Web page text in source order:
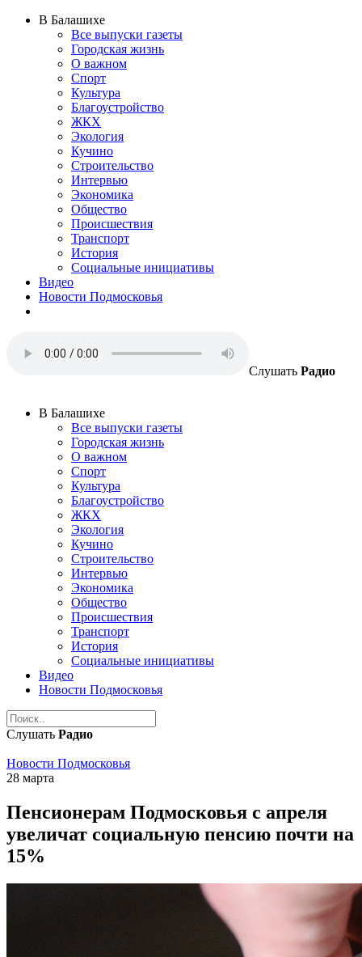
В Балашихе
Все выпуски газеты
Городская жизнь
О важном
Спорт
Культура
Благоустройство
ЖКХ
Экология
Кучино
Строительство
Интервью
Экономика
Общество
Происшествия
Транспорт
История
Социальные инициативы
Видео
Новости Подмосковья
Слушать Радио
В Балашихе
Все выпуски газеты
Городская жизнь
О важном
Спорт
Культура
Благоустройство
ЖКХ
Экология
Кучино
Строительство
Интервью
Экономика
Общество
Происшествия
Транспорт
История
Социальные инициативы
Видео
Новости Подмосковья
Слушать Радио
Новости Подмосковья
28 марта
Пенсионерам Подмосковья с апреля
увеличат социальную пенсию почти на
15%